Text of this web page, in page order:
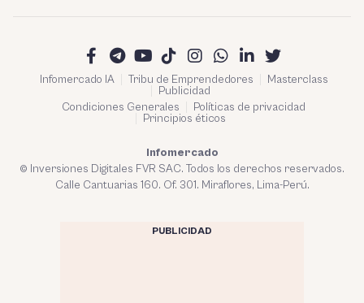
Infomercado IA Tribu de Emprendedores
Masterclass
Publicidad
Condiciones Generales
Políticas de privacidad
Principios éticos
Infomercado
© Inversiones Digitales FVR SAC. Todos los derechos reservados.
Calle Cantuarias 160. Of. 301. Miraflores, Lima-Perú.
PUBLICIDAD